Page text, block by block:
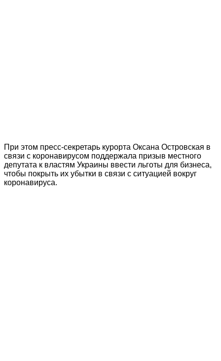
При этом пресс-секретарь курорта Оксана Островская в
связи с коронавирусом поддержала призыв местного
депутата к властям Украины ввести льготы для бизнеса,
чтобы покрыть их убытки в связи с ситуацией вокруг
коронавируса.